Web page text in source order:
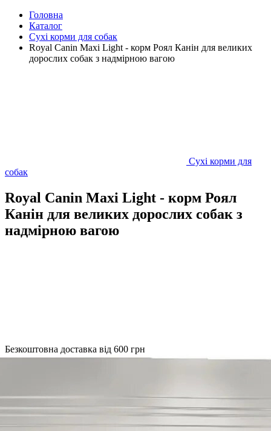
Головна
Каталог
Сухі корми для собак
Royal Canin Maxi Light - корм Роял Канін для великих
дорослих собак з надмірною вагою
Сухі корми для
собак
Royal Canin Maxi Light - корм Роял
Канін для великих дорослих собак з
надмірною вагою
Безкоштовна доставка від 600 грн